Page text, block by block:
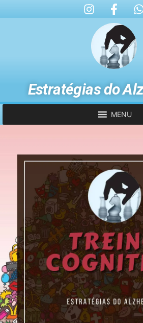
Estratégias do
MENU